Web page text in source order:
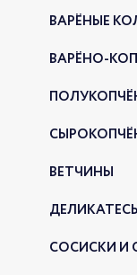
ВАРЁНЫЕ
ВАРЁНО-
ВЕТЧИНЫ
СОСИСКИ И